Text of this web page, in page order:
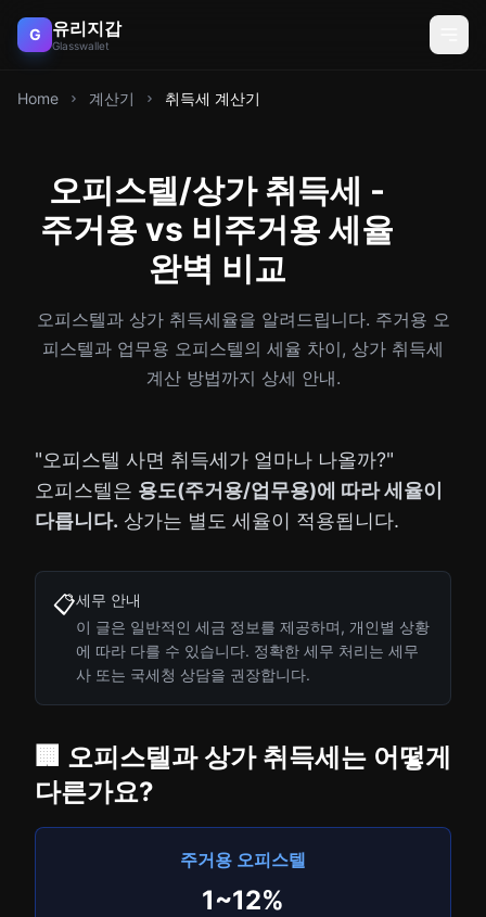
G 유리지갑
Glasswallet
Home 계산기 취득세 계산기
오피스텔/상가 취득세 -
주거용 vs 비주거용 세율
완벽 비교
오피스텔과 상가 취득세율을 알려드립니다. 주거용 오
피스텔과 업무용 오피스텔의 세율 차이, 상가 취득세
계산 방법까지 상세 안내.
"오피스텔 사면 취득세가 얼마나 나올까?"
오피스텔은 용도(주거용/업무용)에 따라 세율이
다릅니다. 상가는 별도 세율이 적용됩니다.
📋세무 안내
이 글은 일반적인 세금 정보를 제공하며, 개인별 상황
에 따라 다를 수 있습니다. 정확한 세무 처리는 세무
사 또는 국세청 상담을 권장합니다.
🏢 오피스텔과 상가 취득세는 어떻게
다른가요?
주거용 오피스텔
1~12%